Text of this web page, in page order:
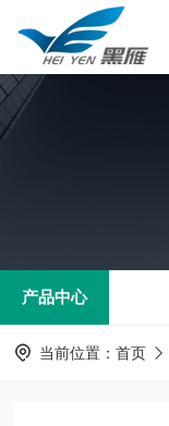
产品中心
当前位置： 首页